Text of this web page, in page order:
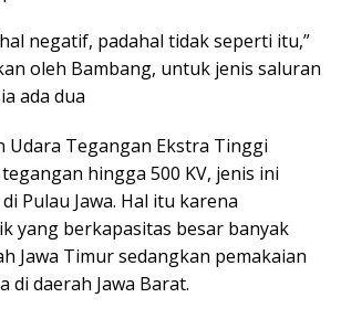
negatif, padahal tidak seperti itu,”
oleh Bambang, untuk jenis saluran
ada dua
Udara Tegangan Ekstra Tinggi
hingga 500 KV, jenis ini
Pulau Jawa. Hal itu karena
yang berkapasitas besar banyak
Jawa Timur sedangkan pemakaian
di daerah Jawa Barat.